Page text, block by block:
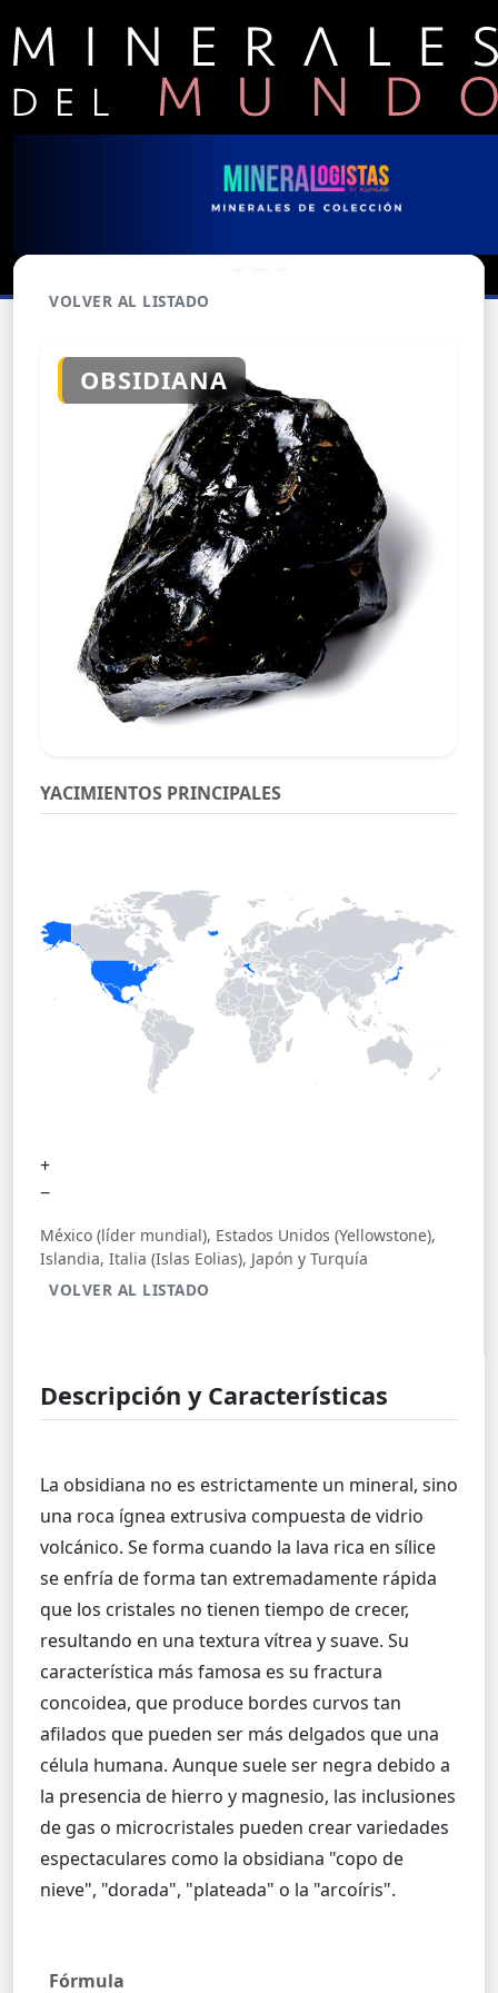
VOLVER AL LISTADO
OBSIDIANA
YACIMIENTOS PRINCIPALES
+
−
México (líder mundial), Estados Unidos (Yellowstone),
Islandia, Italia (Islas Eolias), Japón y Turquía
VOLVER AL LISTADO
Descripción y Características
La obsidiana no es estrictamente un mineral, sino
una roca ígnea extrusiva compuesta de vidrio
volcánico. Se forma cuando la lava rica en sílice
se enfría de forma tan extremadamente rápida
que los cristales no tienen tiempo de crecer,
resultando en una textura vítrea y suave. Su
característica más famosa es su fractura
concoidea, que produce bordes curvos tan
afilados que pueden ser más delgados que una
célula humana. Aunque suele ser negra debido a
la presencia de hierro y magnesio, las inclusiones
de gas o microcristales pueden crear variedades
espectaculares como la obsidiana "copo de
Fórmula